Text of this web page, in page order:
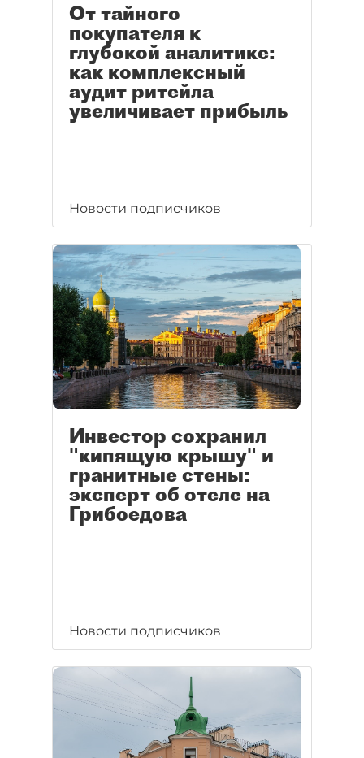
От тайного
покупателя к
глубокой аналитике:
как комплексный
аудит ритейла
увеличивает прибыль
Новости подписчиков
Инвестор сохранил
"кипящую крышу" и
гранитные стены:
эксперт об отеле на
Грибоедова
Новости подписчиков